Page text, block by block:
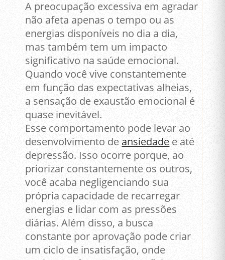
A preocupação excessiva em agradar
não afeta apenas o tempo ou as
energias disponíveis no dia a dia,
mas também tem um impacto
significativo na saúde emocional.
Quando você vive constantemente
em função das expectativas alheias,
a sensação de exaustão emocional é
quase inevitável.
Esse comportamento pode levar ao
desenvolvimento de ansiedade e até
depressão. Isso ocorre porque, ao
priorizar constantemente os outros,
você acaba negligenciando sua
própria capacidade de recarregar
energias e lidar com as pressões
diárias. Além disso, a busca
constante por aprovação pode criar
um ciclo de insatisfação, onde